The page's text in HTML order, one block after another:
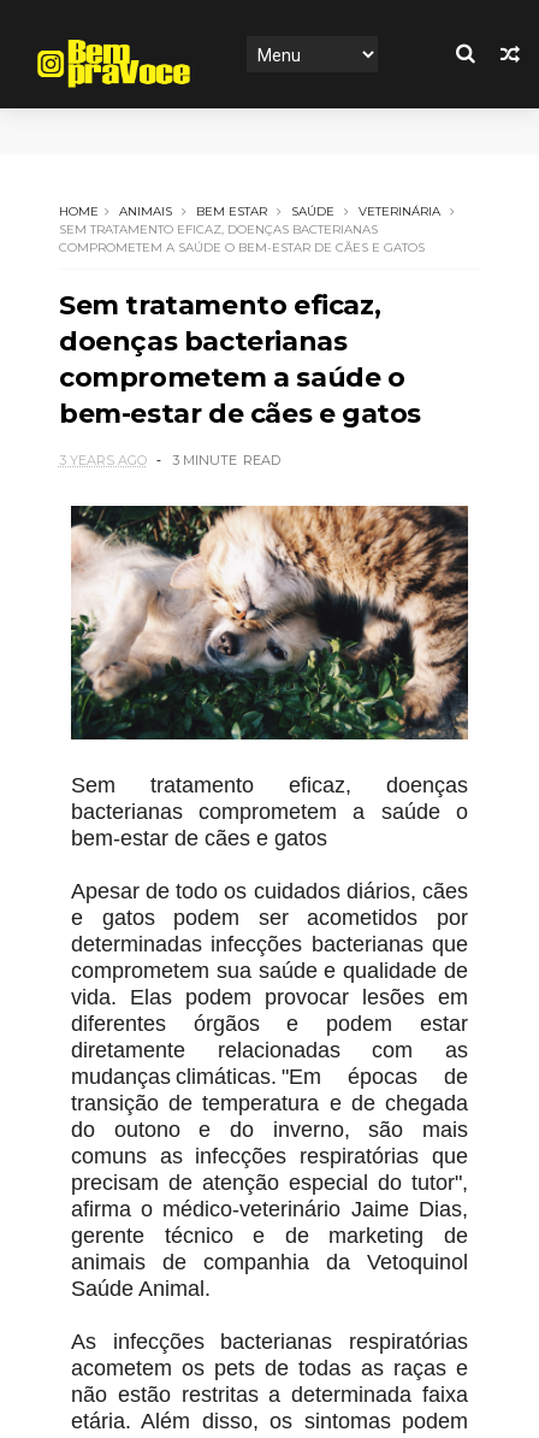
HOME ANIMAIS BEM ESTAR SAÚDE
VETERINÁRIA
SEM TRATAMENTO EFICAZ, DOENÇAS BACTERIANAS
COMPROMETEM A SAÚDE O BEM-ESTAR DE CÃES E GATOS
Sem tratamento eficaz,
doenças bacterianas
comprometem a saúde o
bem-estar de cães e gatos
3 YEARS AGO 3 MINUTE READ
Sem tratamento eficaz, doenças
bacterianas comprometem a saúde o
bem-estar de cães e gatos
Apesar de todo os cuidados diários, cães
e gatos podem ser acometidos por
determinadas infecções bacterianas que
comprometem sua saúde e qualidade de
vida. Elas podem provocar lesões em
diferentes órgãos e podem estar
diretamente relacionadas com as
mudanças climáticas. "Em épocas de
transição de temperatura e de chegada
do outono e do inverno, são mais
comuns as infecções respiratórias que
precisam de atenção especial do tutor",
afirma o médico-veterinário Jaime Dias,
gerente técnico e de marketing de
animais de companhia da Vetoquinol
Saúde Animal.
As infecções bacterianas respiratórias
acometem os pets de todas as raças e
não estão restritas a determinada faixa
etária. Além disso, os sintomas podem